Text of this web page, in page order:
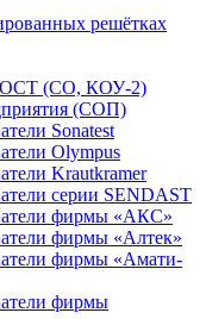
решётках
(СО, КОУ-2)
(СОП)
Sonatest
Olympus
Krautkramer
серии SENDAST
фирмы «АКС»
фирмы «Алтек»
фирмы «Амати-
фирмы